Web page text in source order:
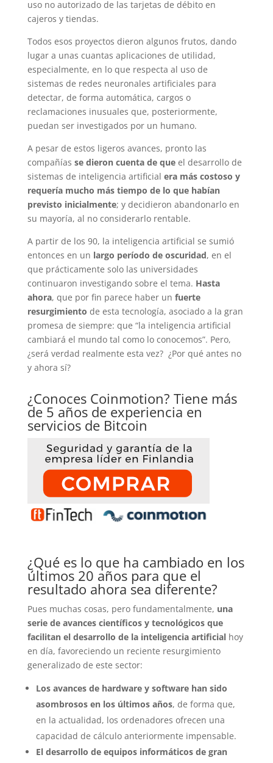
uso no autorizado de las tarjetas de débito en
cajeros y tiendas.
Todos esos proyectos dieron algunos frutos, dando
lugar a unas cuantas aplicaciones de utilidad,
especialmente, en lo que respecta al uso de
sistemas de redes neuronales artificiales para
detectar, de forma automática, cargos o
reclamaciones inusuales que, posteriormente,
puedan ser investigados por un humano.
A pesar de estos ligeros avances, pronto las
compañías se dieron cuenta de queel desarrollo de
sistemas de inteligencia artificial era más costoso y
requería mucho más tiempo de lo que habían
previsto inicialmente; y decidieron abandonarlo en
su mayoría, al no considerarlo rentable.
A partir de los 90, la inteligencia artificial se sumió
entonces en un largo período de oscuridad, en el
que prácticamente solo las universidades
continuaron investigando sobre el tema. Hasta
ahora, que por fin parece haber un fuerte
resurgimiento de esta tecnología, asociado a la gran
promesa de siempre: que “la inteligencia artificial
cambiará el mundo tal como lo conocemos”. Pero,
¿será verdad realmente esta vez? ¿Por qué antes no
y ahora sí?
¿Conoces Coinmotion? Tiene más
de 5 años de experiencia en
servicios de Bitcoin
¿Qué es lo que ha cambiado en los
últimos 20 años para que el
resultado ahora sea diferente?
Pues muchas cosas, pero fundamentalmente, una
serie de avances científicos y tecnológicos que
facilitan el desarrollo de la inteligencia artificialhoy
en día, favoreciendo un reciente resurgimiento
generalizado de este sector:
Los avances de hardware y software han sido
asombrosos en los últimos años, de forma que,
en la actualidad, los ordenadores ofrecen una
capacidad de cálculo anteriormente impensable.
El desarrollo de equipos informáticos de gran